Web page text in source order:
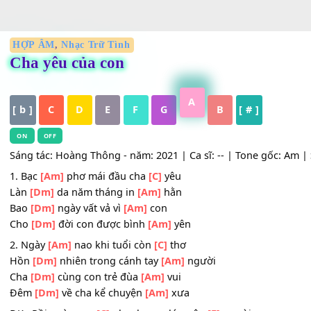
Cha yêu của con
[ b ] C D E F G
A
B [ # ]
Sáng tác: Hoàng Thông - năm: 2021 | Ca sĩ: -- | Tone
1. Bạc[Am]phơ mái đầu cha[C]yêu
Làn[Dm]da năm tháng in [Am]hằn
Bao[Dm]ngày vất vả vì[Am]con
Cho[Dm]đời con được bình [Am]
2. Ngày [Am] nao khi tuổi còn [C] thơ